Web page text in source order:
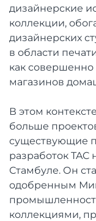
дизайнерские
коллекции,
дизайнерских
в области
как
магазинов
В этом
больше
существующие
разработок TAC
Стамбуле. Он
одобренным
коллекциями,